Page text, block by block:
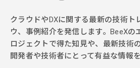
クラウドやDXに関する最新の技術ト
ウ、事例紹介を発信します。BeeXの
ロジェクトで得た知見や、最新技術
開発者や技術者にとって有益な情報